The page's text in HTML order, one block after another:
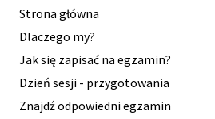
Strona główna
Dlaczego my?
Jak się zapisać na egzamin?
Dzień sesji - przygotowania
Znajdź odpowiedni egzamin